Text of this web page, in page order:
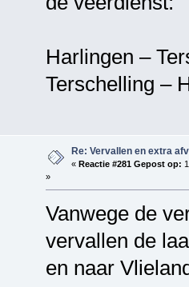
Harlingen
Re: Vervallen en extra
« Reactie #281 Gepost op:
»
Vanwege de
vervallen de
en naar